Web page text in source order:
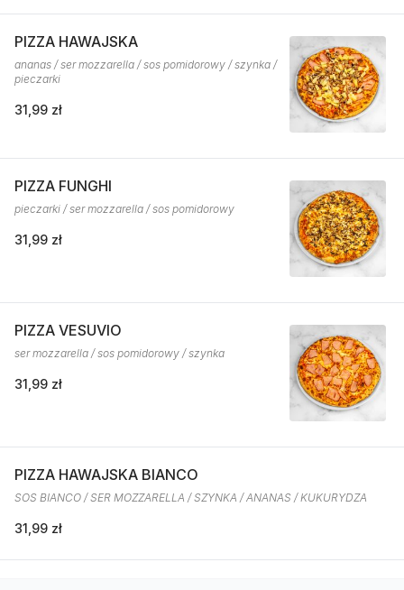
PIZZA HAWAJSKA
ananas / ser mozzarella / sos pomidorowy / szynka /
pieczarki
31,99 zł
PIZZA FUNGHI
pieczarki / ser mozzarella / sos pomidorowy
31,99 zł
PIZZA VESUVIO
ser mozzarella / sos pomidorowy / szynka
31,99 zł
PIZZA HAWAJSKA BIANCO
SOS BIANCO / SER MOZZARELLA / SZYNKA / ANANAS / KUKURYDZA
31,99 zł